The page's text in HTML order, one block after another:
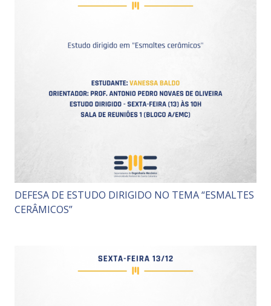
DEFESA DE ESTUDO DIRIGIDO NO TEMA “ESMALTES
CERÂMICOS”